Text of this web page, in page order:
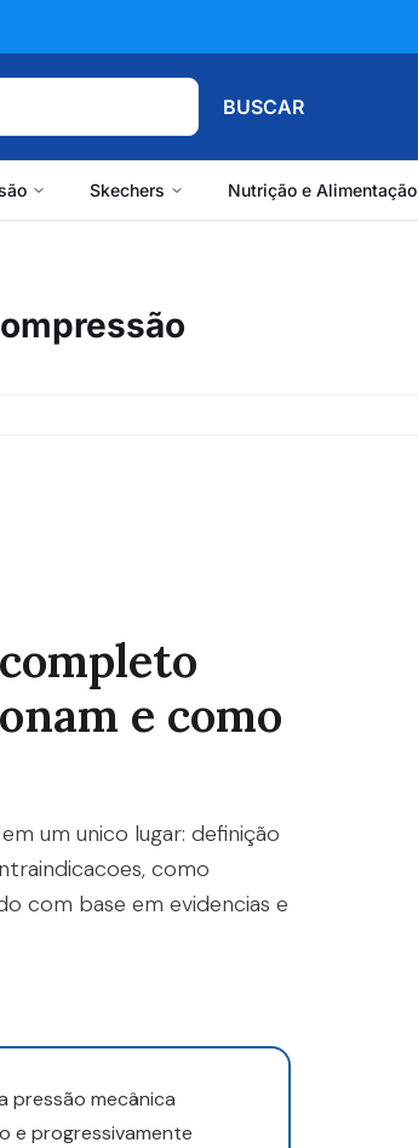
BUSCAR
Skechers Nutrição e Alimentação
e como
um unico lugar: definição
como
com base em evidencias e
pressão mecânica
e progressivamente